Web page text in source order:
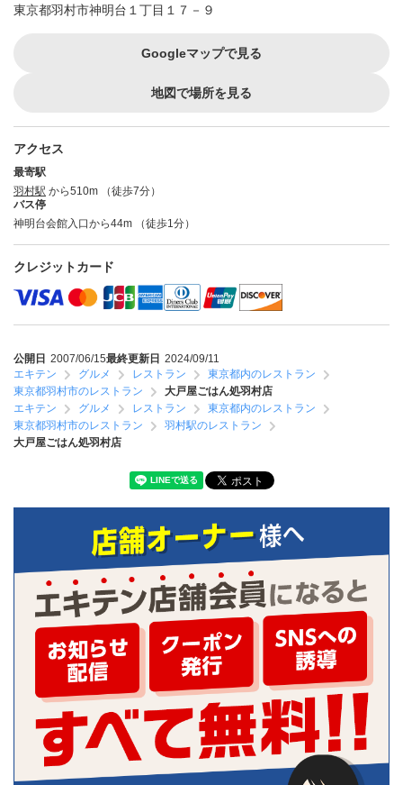
東京都羽村市神明台１丁目１７－９
Googleマップで見る
地図で場所を見る
アクセス
最寄駅
羽村駅 から510m （徒歩7分）
バス停
神明台会館入口から44m （徒歩1分）
クレジットカード
公開日 2007/06/15最終更新日 2024/09/11
エキテン
グルメ レストラン
東京都内のレストラン
東京都羽村市のレストラン
大戸屋ごはん処羽村店
エキテン
グルメ レストラン
東京都内のレストラン
東京都羽村市のレストラン
羽村駅のレストラン
大戸屋ごはん処羽村店